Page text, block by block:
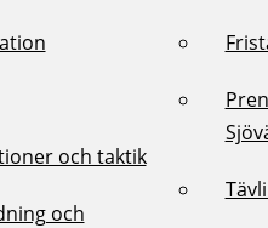
och taktik
och